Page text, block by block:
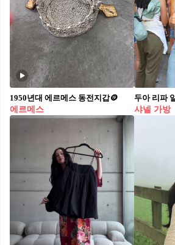
1950년대 에르메스 동전지갑🪙
에르메스
두아 리파
샤넬 가방